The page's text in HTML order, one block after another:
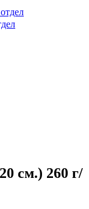
см.) 260 г/